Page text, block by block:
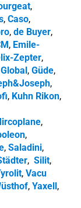
,
, Caso,
, de Buyer,
, Emile-
Zepter,
Global, Güde,
,
, Kuhn Rikon,
,
,
, Saladini,
, Silit,
, Vacu
, Yaxell,